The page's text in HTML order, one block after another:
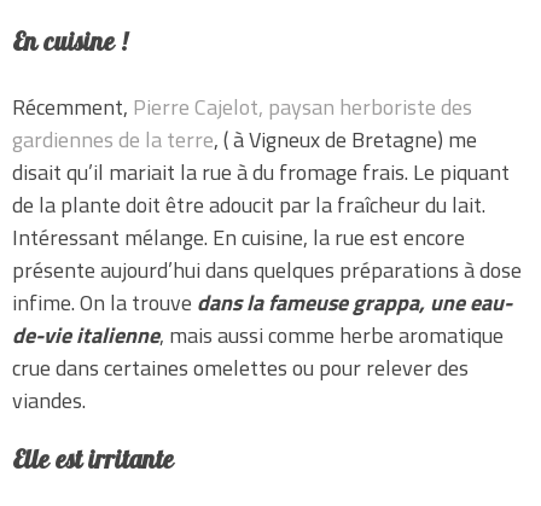
En cuisine !
Récemment, Pierre Cajelot, paysan herboriste des
gardiennes de la terre, ( à Vigneux de Bretagne) me
disait qu’il mariait la rue à du fromage frais. Le piquant
de la plante doit être adoucit par la fraîcheur du lait.
Intéressant mélange. En cuisine, la rue est encore
présente aujourd’hui dans quelques préparations à dose
infime. On la trouve dans la fameuse grappa, une eau-
de-vie italienne, mais aussi comme herbe aromatique
crue dans certaines omelettes ou pour relever des
viandes.
Elle est irritante